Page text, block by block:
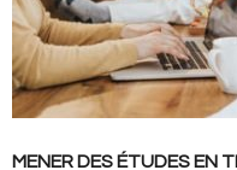
- Partenaires
SECTEURS D’EXPERTISE
- Marques, commerce et
MENER DES ÉTUDES EN